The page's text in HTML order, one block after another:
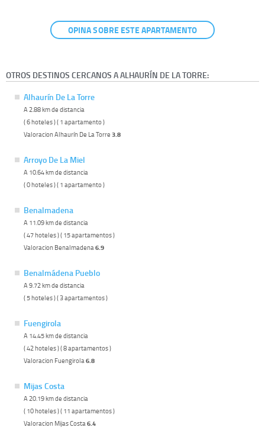
OPINA SOBRE ESTE APARTAMENTO
OTROS DESTINOS CERCANOS A ALHAURÍN DE LA TORRE:
Alhaurín De La Torre
A 2.88 km de distancia
( 6 hoteles ) ( 1 apartamento )
Valoracion Alhaurín De La Torre 3.8
Arroyo De La Miel
A 10.64 km de distancia
( 0 hoteles ) ( 1 apartamento )
Benalmadena
A 11.09 km de distancia
( 47 hoteles ) ( 15 apartamentos )
Valoracion Benalmadena 6.9
Benalmádena Pueblo
A 9.72 km de distancia
( 5 hoteles ) ( 3 apartamentos )
Fuengirola
A 14.45 km de distancia
( 42 hoteles ) ( 8 apartamentos )
Valoracion Fuengirola 6.8
Mijas Costa
A 20.19 km de distancia
( 10 hoteles ) ( 11 apartamentos )
Valoracion Mijas Costa 6.4